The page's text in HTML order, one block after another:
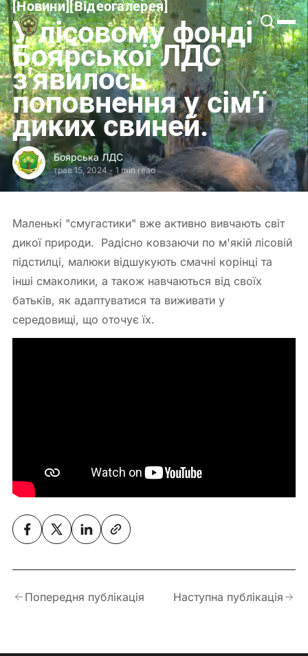
[Новини[[Відеогалерея
У лісовому фонді
Боярської ЛДС
з'явилось
поповнення у сім'ї
диких свиней.
Боярська ЛДС
трав 15, 2024 - 1 min read
Маленькі "смугастики" вже активно вивчають світ
дикої природи. Радісно ковзаючи по м'якій лісовій
підстилці, малюки відшукують смачні корінці та
інші смаколики, а також навчаються від своїх
батьків, як адаптуватися та виживати у
середовищі, що оточує їх.
Попередня публікація Наступна публікація